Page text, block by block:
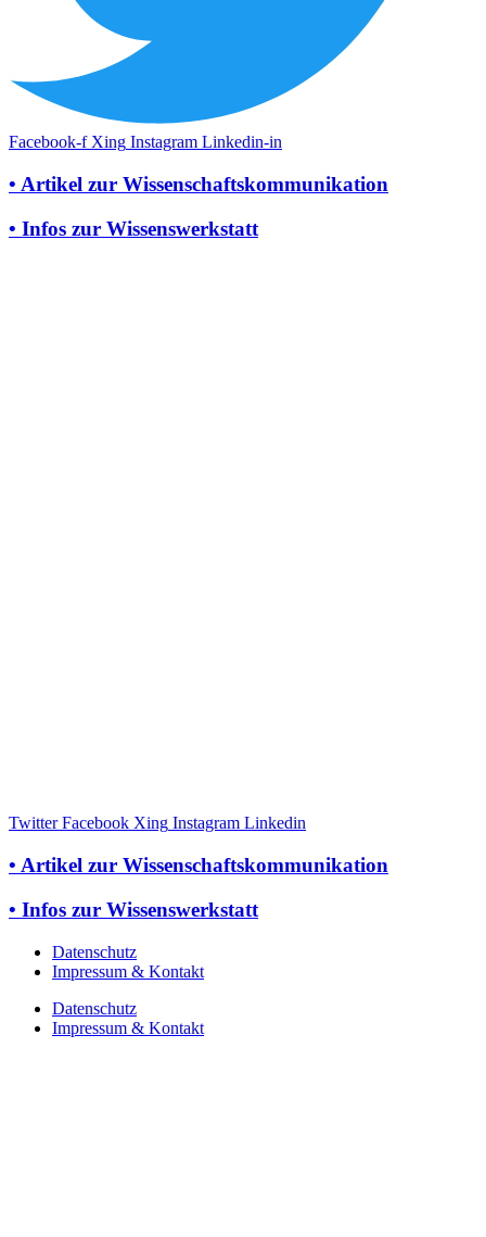
Facebook-f Xing Instagram Linkedin-in
• Artikel zur Wissenschaftskommunikation
• Infos zur Wissenswerkstatt
Twitter Facebook Xing Instagram Linkedin
• Artikel zur Wissenschaftskommunikation
• Infos zur Wissenswerkstatt
Datenschutz
Impressum & Kontakt
Datenschutz
Impressum & Kontakt